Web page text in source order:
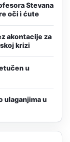
Stevana
oči i ćute
akontacije za
krizi
u
ulaganjima u